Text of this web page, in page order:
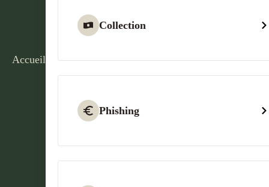
Accueil
Collection
Phishing